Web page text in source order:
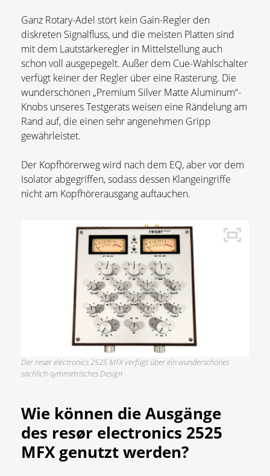
Ganz Rotary-Adel stört kein Gain-Regler den
diskreten Signalfluss, und die meisten Platten sind
mit dem Lautstärkeregler in Mittelstellung auch
schon voll ausgepegelt. Außer dem Cue-Wahlschalter
verfügt keiner der Regler über eine Rasterung. Die
wunderschönen „Premium Silver Matte Aluminum“-
Knobs unseres Testgeräts weisen eine Rändelung am
Rand auf, die einen sehr angenehmen Gripp
gewährleistet.
Der Kopfhörerweg wird nach dem EQ, aber vor dem
Isolator abgegriffen, sodass dessen Klangeingriffe
nicht am Kopfhörerausgang auftauchen.
Der resør electronics 2525 MFX verfügt über ein wunderschönes
sachlich-symmetrisches Design
Wie können die Ausgänge
des resør electronics 2525
MFX genutzt werden?